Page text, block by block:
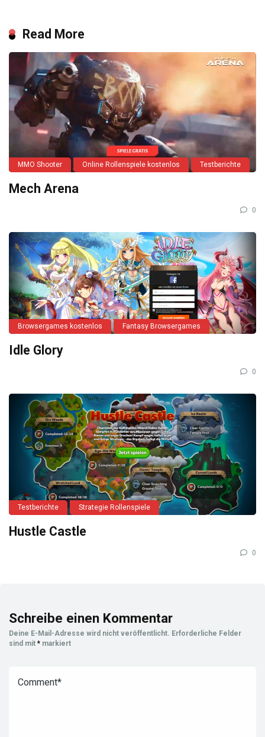
Read More
MMO Shooter Online Rollenspiele kostenlos Testberichte
Mech Arena
0
Browsergames kostenlos Fantasy Browsergames
Idle Glory
0
Testberichte Strategie Rollenspiele
Hustle Castle
0
Schreibe einen Kommentar
Deine E-Mail-Adresse wird nicht veröffentlicht. Erforderliche Felder
sind mit * markiert